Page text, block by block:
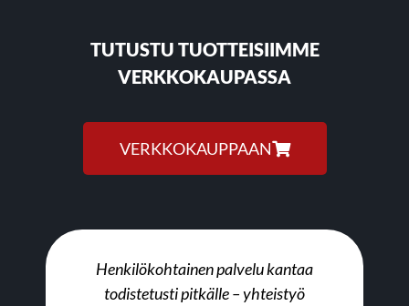
TUTUSTU TUOTTEISIIMME
VERKKOKAUPASSA
VERKKOKAUPPAAN
Henkilökohtainen palvelu kantaa
todistetusti pitkälle – yhteistyö